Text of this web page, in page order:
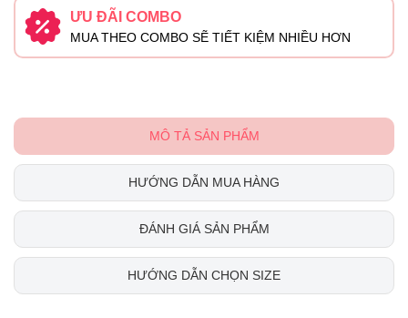
ƯU ĐÃI COMBO
MUA THEO COMBO SẼ TIẾT KIỆM NHIỀU HƠN
MÔ TẢ SẢN PHẨM
HƯỚNG DẪN MUA HÀNG
ĐÁNH GIÁ SẢN PHẨM
HƯỚNG DẪN CHỌN SIZE